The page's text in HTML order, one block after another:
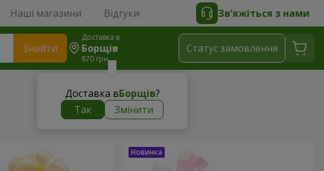
Наші магазини Відгуки Зв’яжіться з нами
Знайти
Доставка в
Борщів
870 грн
Доставка вБорщів?
Так
Змінити
Статус замовлення